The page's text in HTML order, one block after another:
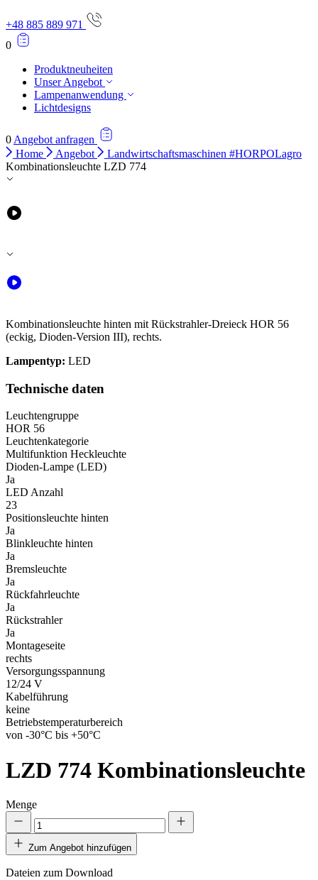
+48 885 889 971
0
Produktneuheiten
Unser Angebot
Lampenanwendung
Lichtdesigns
0 Angebot anfragen
Home
Angebot
Landwirtschaftsmaschinen #HORPOLagro
Kombinationsleuchte LZD 774
Kombinationsleuchte hinten mit Rückstrahler-Dreieck HOR 56
(eckig, Dioden-Version III), rechts.
Lampentyp: LED
Technische daten
Leuchtengruppe
HOR 56
Leuchtenkategorie
Multifunktion Heckleuchte
Dioden-Lampe (LED)
Ja
LED Anzahl
23
Positionsleuchte hinten
Ja
Blinkleuchte hinten
Ja
Bremsleuchte
Ja
Rückfahrleuchte
Ja
Rückstrahler
Ja
Montageseite
rechts
Versorgungsspannung
12/24 V
Kabelführung
keine
Betriebstemperaturbereich
von -30°C bis +50°C
LZD 774 Kombinationsleuchte
Menge
Zum Angebot hinzufügen
Dateien zum Download